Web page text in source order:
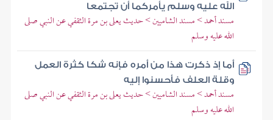
الله عليه وسلم يأمركما أن تجتمعا
مسند أحمد > مسند الشاميين > حديث يعلى بن مرة الثقفي عن النبي صلى
الله عليه وسلم
أما إذ ذكرت هذا من أمره فإنه شكا كثرة العمل
وقلة العلف فأحسنوا إليه
مسند أحمد > مسند الشاميين > حديث يعلى بن مرة الثقفي عن النبي صلى
الله عليه وسلم